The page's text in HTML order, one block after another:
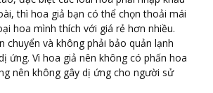
thì hoa giả bạn có thể chọn thoải mái
hoa mình thích với giá rẻ hơn nhiều.
chuyển và không phải bảo quản lạnh
ứng. Vì hoa giả nên không có phấn hoa
nên không gây dị ứng cho người sử